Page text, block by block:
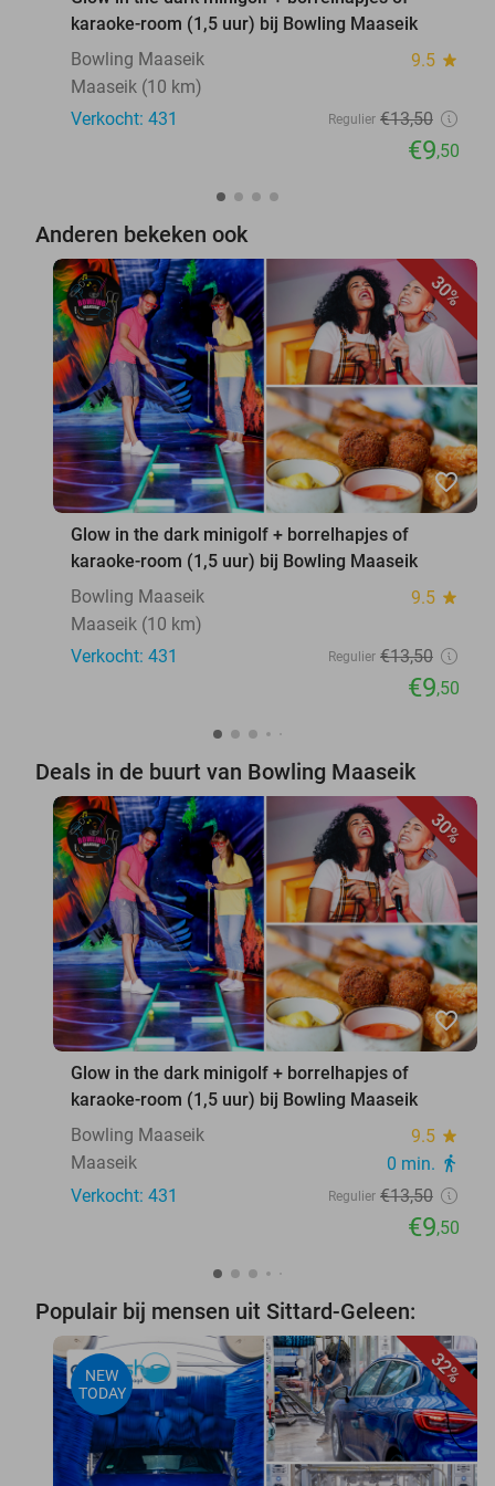
karaoke-room (1,5 uur) bij Bowling Maaseik
Bowling Maaseik
9.5 star
Maaseik (10 km)
Verkocht: 431
Regulier €13,50
€9,50
Anderen bekeken ook
30%
favorite_border
Glow in the dark minigolf + borrelhapjes of
karaoke-room (1,5 uur) bij Bowling Maaseik
Bowling Maaseik
9.5 star
Maaseik (10 km)
Verkocht: 431
Regulier €13,50
€9,50
Deals in de buurt van Bowling Maaseik
30%
favorite_border
Glow in the dark minigolf + borrelhapjes of
karaoke-room (1,5 uur) bij Bowling Maaseik
Bowling Maaseik
9.5 star
Maaseik 0 min. directions_walk
Verkocht: 431 Regulier €13,50
€9,50
Populair bij mensen uit Sittard-Geleen:
32%
NEW
TODAY